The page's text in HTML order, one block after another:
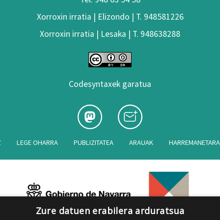
Xorroxin irratia | Elizondo | T. 948581226
Xorroxin irratia | Lesaka | T. 948638288
Codesyntaxek garatua
LEGE OHARRA PUBLIZITATEA ARAUAK
Zure datuen erabilera arduratsua